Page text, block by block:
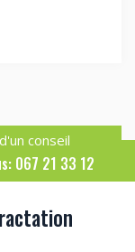
conseil
067 21 33 12